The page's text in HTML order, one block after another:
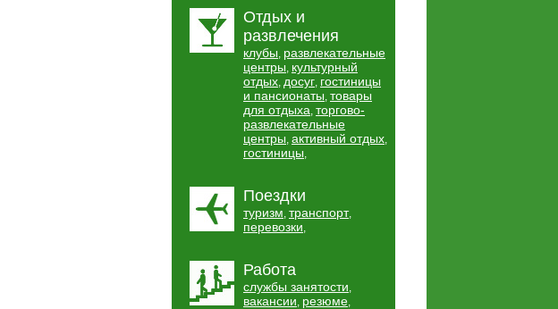
Отдых и
развлечения
клубы, развлекательные
центры, культурный
отдых, досуг, гостиницы
и пансионаты, товары
для отдыха, торгово-
развлекательные
центры, активный отдых,
гостиницы,
Поездки
туризм, транспорт,
перевозки,
Работа
службы занятости,
вакансии, резюме,